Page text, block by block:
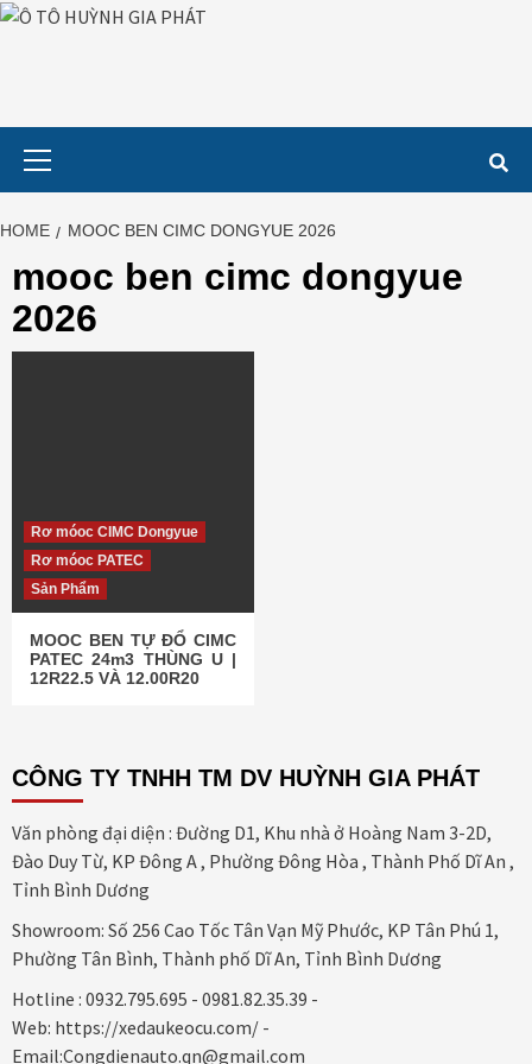
HOME MOOC BEN CIMC DONGYUE 2026
mooc ben cimc dongyue
2026
Rơ móoc CIMC Dongyue
Rơ móoc PATEC
Sản Phẩm
MOOC BEN TỰ ĐỔ CIMC
PATEC 24m3 THÙNG U |
12R22.5 VÀ 12.00R20
CÔNG TY TNHH TM DV HUỲNH GIA PHÁT
Văn phòng đại diện : Đường D1, Khu nhà ở Hoàng Nam 3-2D,
Đào Duy Từ, KP Đông A , Phường Đông Hòa , Thành Phố Dĩ An ,
Tỉnh Bình Dương
Showroom: Số 256 Cao Tốc Tân Vạn Mỹ Phước, KP Tân Phú 1,
Phường Tân Bình, Thành phố Dĩ An, Tỉnh Bình Dương
Hotline : 0932.795.695 - 0981.82.35.39 -
Web: https://xedaukeocu.com/ -
Email:Congdienauto.qn@gmail.com